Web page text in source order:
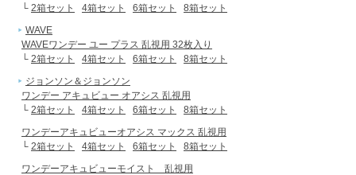
└ 2箱セット 4箱セット 6箱セット
8箱セット
WAVE
WAVEワンデー ユー プラス 乱視用 32枚入り
└ 2箱セット 4箱セット 6箱セット
8箱セット
ジョンソン＆ジョンソン
ワンデー アキュビュー オアシス 乱視用
└ 2箱セット 4箱セット 6箱セット
8箱セット
ワンデーアキュビューオアシス マックス 乱視用
└ 2箱セット 4箱セット 6箱セット
8箱セット
ワンデーアキュビューモイスト 乱視用